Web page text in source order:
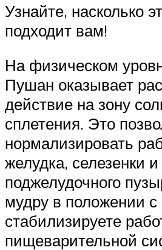
Узнайте, насколько
подходит вам!
На физическом
Пушан оказывает
действие на зону
сплетения. Это
нормализировать
желудка, селезенки и
поджелудочного
мудру в положении
стабилизируете
пищеварительной